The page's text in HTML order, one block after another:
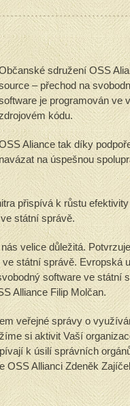
sdružení OSS
– přechod na
je programován ve
kódu.
Aliance tak díky
navázat na úspešnou
přispívá k růstu
státní správě.
velice důležitá.
státní správě. Evropská
software ve státní
Alliance Filip Molčan.
veřejné správy o
si aktivit Vaší
k úsilí správních
OSS Allianci Zdeněk